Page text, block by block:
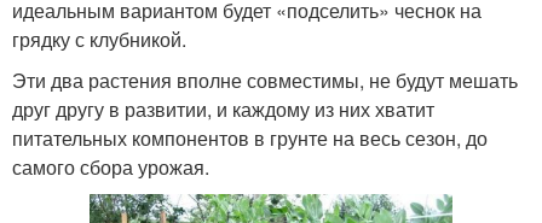
идеальным вариантом будет «подселить» чеснок на
грядку с клубникой.
Эти два растения вполне совместимы, не будут мешать
друг другу в развитии, и каждому из них хватит
питательных компонентов в грунте на весь сезон, до
самого сбора урожая.